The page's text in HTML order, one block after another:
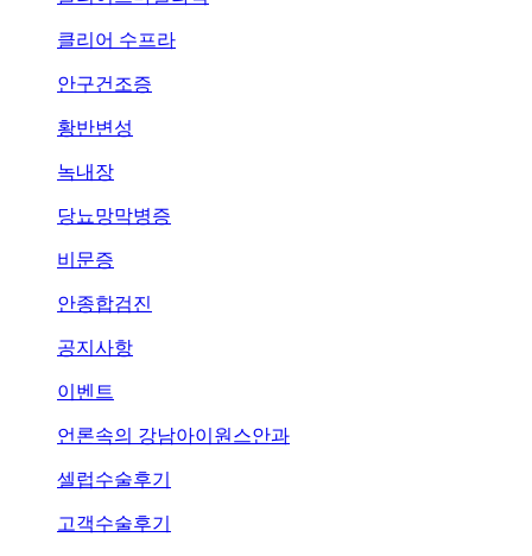
클리어 수프라
안구건조증
황반변성
녹내장
당뇨망막병증
비문증
안종합검진
공지사항
이벤트
언론속의 강남아이원스안과
셀럽수술후기
고객수술후기